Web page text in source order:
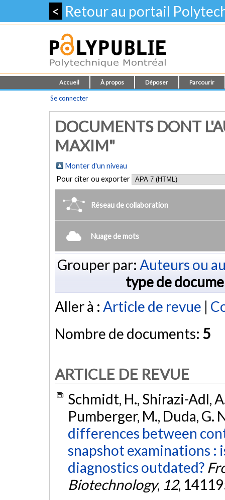
< Retour au portail
Accueil À propos Déposer Parcourir
Se connecter
DOCUMENTS DONT
MAXIM"
Monter d'un niveau
Pour citer ou exporter
Réseau de collaboration
Nuage de mots
Grouper par: Auteurs ou
type de
Aller à : Article de revue |
Nombre de documents: 5
ARTICLE DE REVUE
Schmidt, H., Shirazi-Adl,
Pumberger, M., Duda, G.
differences between
snapshot examinations :
diagnostics outdated?
Biotechnology, 12,